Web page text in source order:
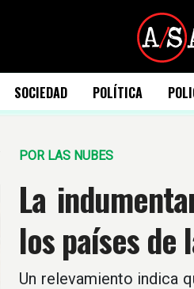
SOCIEDAD POLÍTICA
POR LAS NUBES
La
los países de
Un relevamiento indica